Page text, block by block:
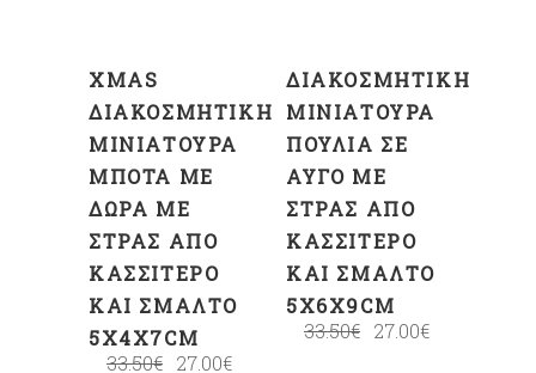
XMAS
ΔΙΑΚΟΣΜΗΤΙΚΉ
ΜΙΝΙΑΤΟΎΡΑ
ΜΠΌΤΑ ΜΕ
ΔΏΡΑ ΜΕ
ΣΤΡΑΣ ΑΠΌ
ΚΑΣΣΊΤΕΡΟ
ΚΑΙ ΣΜΆΛΤΟ
5X4X7CM
33.50€ 27.00€
ΔΙΑΚΟΣΜΗΤΙΚΉ
ΜΙΝΙΑΤΟΎΡΑ
ΠΟΥΛΙΆ ΣΕ
ΑΥΓΌ ΜΕ
ΣΤΡΑΣ ΑΠΌ
ΚΑΣΣΊΤΕΡΟ
ΚΑΙ ΣΜΆΛΤΟ
5X6X9CM
33.50€ 27.00€